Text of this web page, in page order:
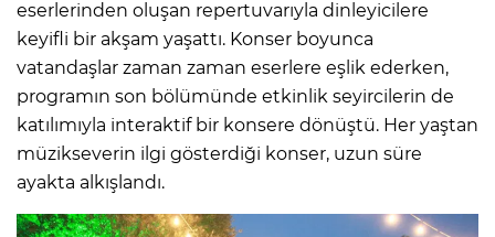
eserlerinden oluşan repertuvarıyla dinleyicilere
keyifli bir akşam yaşattı. Konser boyunca
vatandaşlar zaman zaman eserlere eşlik ederken,
programın son bölümünde etkinlik seyircilerin de
katılımıyla interaktif bir konsere dönüştü. Her yaştan
müzikseverin ilgi gösterdiği konser, uzun süre
ayakta alkışlandı.